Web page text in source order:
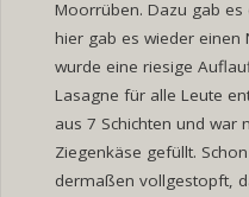
Moorrüben. Dazu gab es
hier gab es wieder einen
wurde eine riesige
Lasagne für alle Leute
aus 7 Schichten und war
Ziegenkäse gefüllt.
dermaßen vollgestopft,